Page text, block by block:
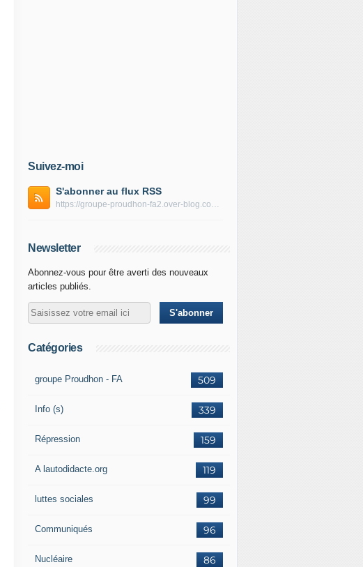
Suivez-moi
S'abonner au flux RSS
https://groupe-proudhon-fa2.over-blog.com/rss
Newsletter
Abonnez-vous pour être averti des nouveaux
articles publiés.
Catégories
509
groupe Proudhon - FA
339
Info (s)
159
Répression
119
A lautodidacte.org
99
luttes sociales
96
Communiqués
86
Nucléaire